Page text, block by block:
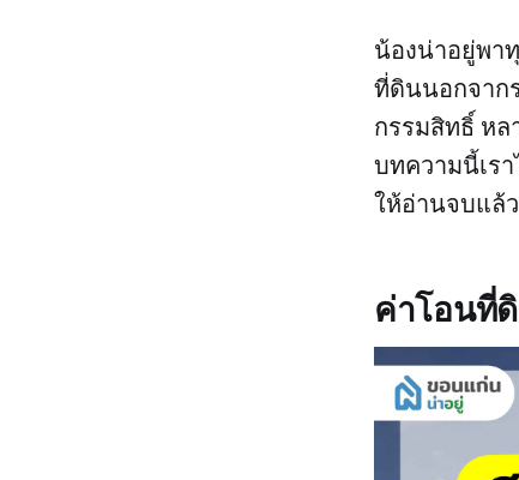
น้องน่าอยู่พา
ที่ดินนอกจาก
กรรมสิทธิ์ ห
บทความนี้เร
ให้อ่านจบแล้
ค่าโอนที่